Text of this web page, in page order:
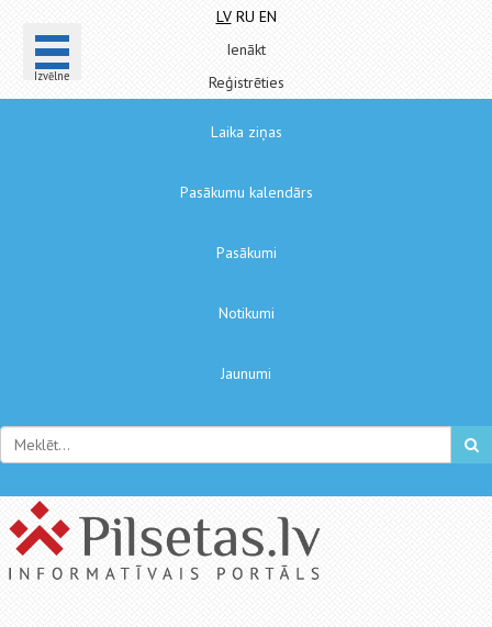
Izvēlne
LV RU EN
Ienākt
Reģistrēties
Laika ziņas
Pasākumu kalendārs
Pasākumi
Notikumi
Jaunumi